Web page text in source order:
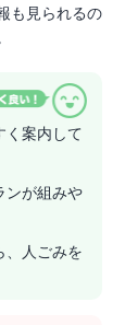
も見られるの
く案内して
ンが組みや
、人ごみを